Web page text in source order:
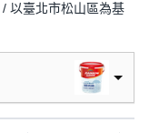
/ 以臺北市松山區為基